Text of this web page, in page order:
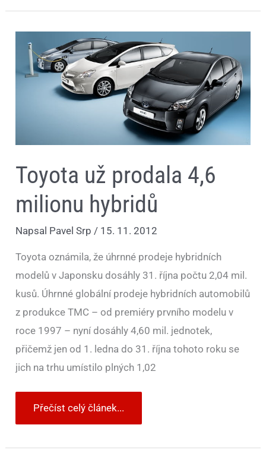
Toyota už prodala 4,6
milionu hybridů
Napsal Pavel Srp / 15. 11. 2012
Toyota oznámila, že úhrnné prodeje hybridních
modelů v Japonsku dosáhly 31. října počtu 2,04 mil.
kusů. Úhrnné globální prodeje hybridních automobilů
z produkce TMC – od premiéry prvního modelu v
roce 1997 – nyní dosáhly 4,60 mil. jednotek,
přičemž jen od 1. ledna do 31. října tohoto roku se
jich na trhu umístilo plných 1,02
Toyota
prodala
4,6
milionu
hybridů
Přečíst celý článek...